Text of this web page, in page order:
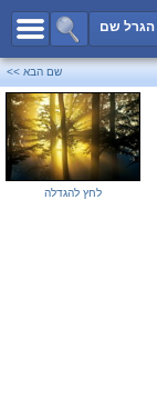
הגרל שם
כל השמות
שמות לבנים
שמות לבנות
שמות משותפים
שמות נפוצים
שם הבא >>
לחץ להגדלה